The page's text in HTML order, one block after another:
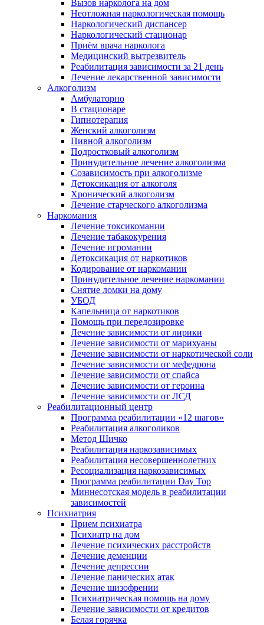
Вызов нарколога на дом
Неотложная наркологическая помощь
Наркологический диспансер
Наркологический стационар
Приём врача нарколога
Медицинский вытрезвитель
Реабилитация зависимости за 21 день
Лечение лекарственной зависимости
Алкоголизм
Амбулаторно
В стационаре
Гипнотерапия
Женский алкоголизм
Пивной алкоголизм
Подростковый алкоголизм
Принудительное лечение алкоголизма
Созависимость при алкоголизме
Детоксикация от алкоголя
Хронический алкоголизм
Лечение старческого алкоголизма
Наркомания
Лечение токсикомании
Лечение табакокурения
Лечение игромании
Детоксикация от наркотиков
Кодирование от наркомании
Принудительное лечение наркомании
Снятие ломки на дому
УБОД
Капельница от наркотиков
Помощь при передозировке
Лечение зависимости от лирики
Лечение зависимости от марихуаны
Лечение зависимости от наркотической соли
Лечение зависимости от мефедрона
Лечение зависимости от спайса
Лечение зависимости от героина
Лечение зависимости от ЛСД
Реабилитационный центр
Программа реабилитации «12 шагов»
Реабилитация алкоголиков
Метод Шичко
Реабилитация наркозависимых
Реабилитация несовершеннолетних
Ресоциализация наркозависимых
Программа реабилитации Day Top
Миннесотская модель в реабилитации
зависимостей
Психиатрия
Прием психиатра
Психиатр на дом
Лечение психических расстройств
Лечение деменции
Лечение депрессии
Лечение панических атак
Лечение шизофрении
Психиатрическая помощь на дому
Лечение зависимости от кредитов
Белая горячка